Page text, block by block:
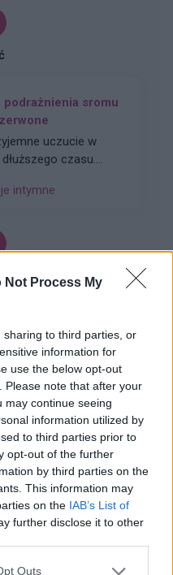
Not Process My
to third parties, or
information for
use the below opt-out
Please note that after your
may continue seeing
information utilized by
to third parties prior to
opt-out of the further
by third parties on the
This information may
on the IAB’s List of
further disclose it to other
Outs
podrażnienia sromu
uczucie w
czasu.
stosować
czas i nigdy nic mi
za to od momentu
przez dwa dni
podczas dotyku, ale
bo bardziej bolało
ostatni raz) więc
Okazało się że
najbliżej
styku obu warg
zaczerwienione. Ale
miejscach styku,
byla bardzo
sikania trochę
używania
spodni itd
jak rana. Podczas
intymne
zaczerwienione
pochwy. Czasem
ginekologa jakiś czas
ale nie pomogło.
ale
z malutkimi
Od miesiąca nie
W cytologi
ktoś może doradzić?
intymne
jak diabli, czasami
ginekolog rozkłada